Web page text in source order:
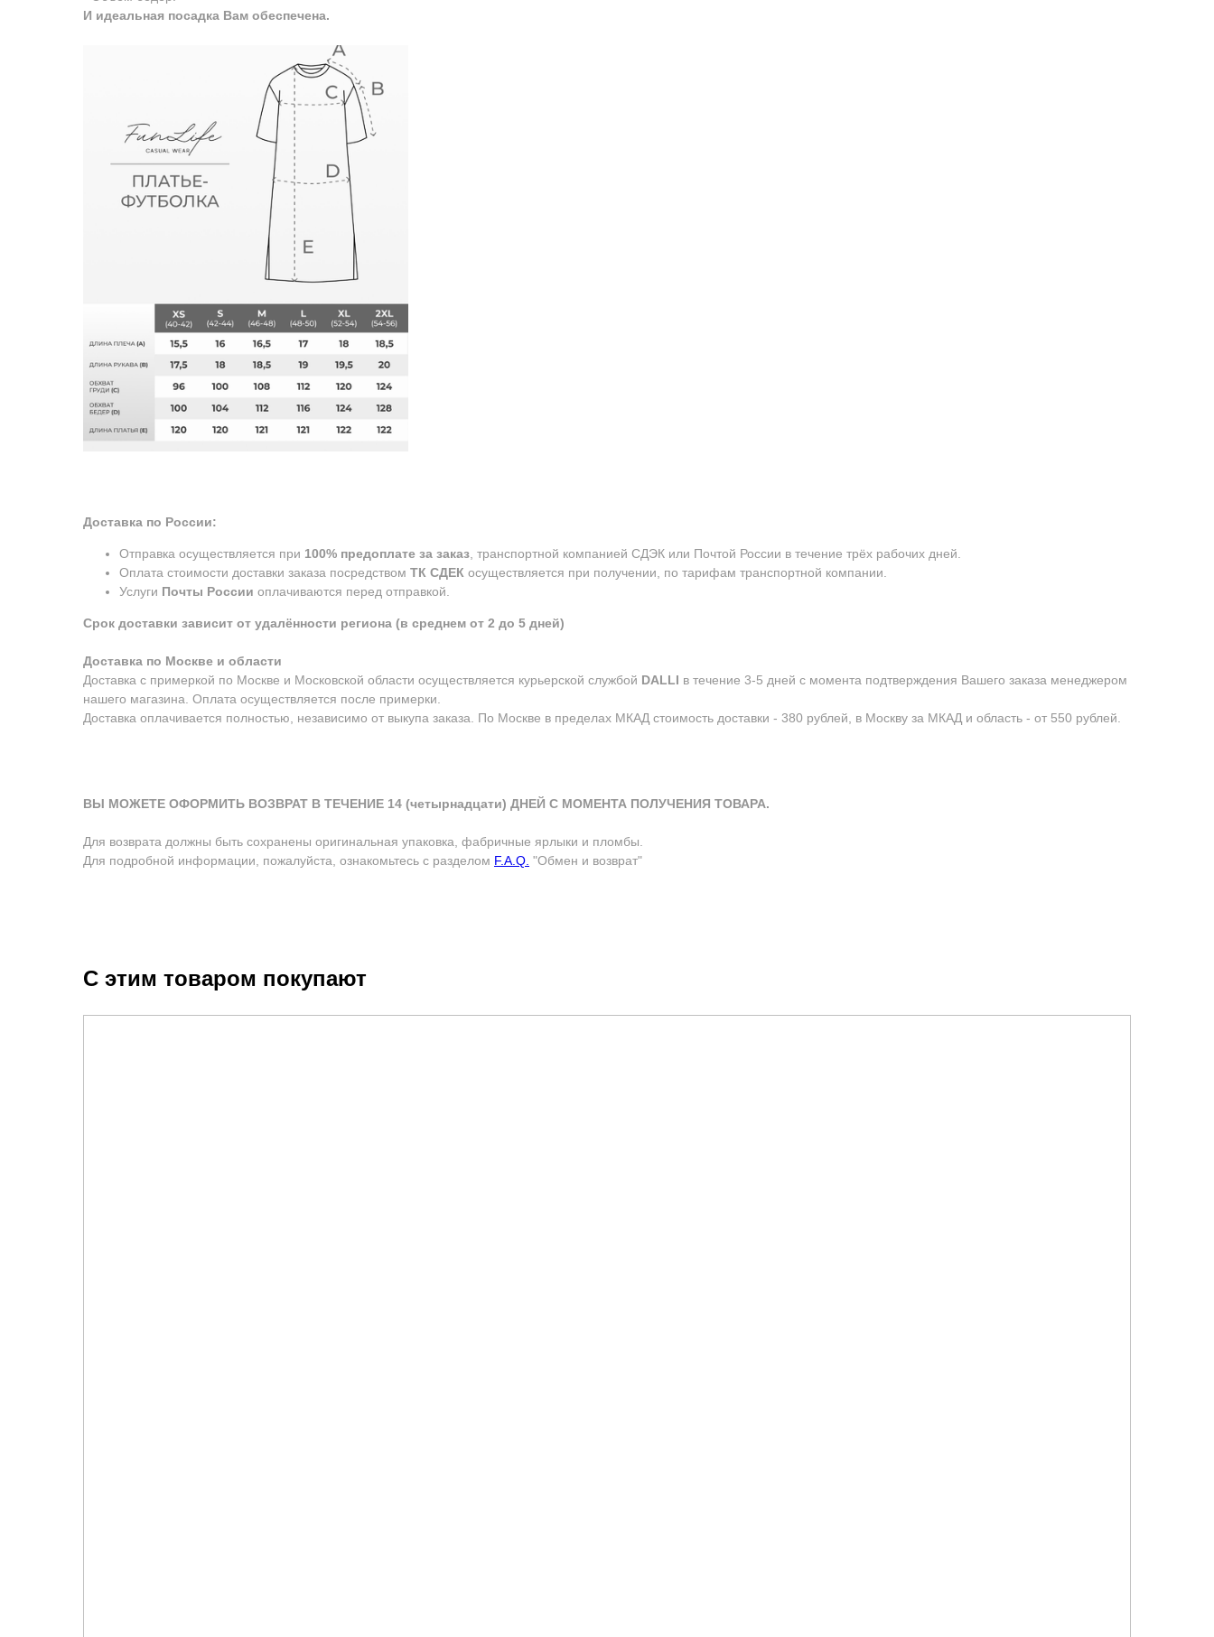
И идеальная посадка Вам обеспечена.
Доставка по России:
Отправка осуществляется при 100% предоплате за заказ, транспортной компанией СДЭК или Почтой России в течение трёх рабочих дней.
Оплата стоимости доставки заказа посредством ТК СДЕК осуществляется при получении, по тарифам транспортной компании.
Услуги Почты России оплачиваются перед отправкой.
Срок доставки зависит от удалённости региона (в среднем от 2 до 5 дней)
Доставка по Москве и области
Доставка с примеркой по Москве и Московской области осуществляется курьерской службой DALLI в течение 3-5 дней с момента подтверждения Вашего заказа менеджером
нашего магазина. Оплата осуществляется после примерки.
Доставка оплачивается полностью, независимо от выкупа заказа. По Москве в пределах МКАД стоимость доставки - 380 рублей, в Москву за МКАД и область - от 550 рублей.
ВЫ МОЖЕТЕ ОФОРМИТЬ ВОЗВРАТ В ТЕЧЕНИЕ 14 (четырнадцати) ДНЕЙ С МОМЕНТА ПОЛУЧЕНИЯ ТОВАРА.
Для возврата должны быть сохранены оригинальная упаковка, фабричные ярлыки и пломбы.
Для подробной информации, пожалуйста, ознакомьтесь с разделом F.A.Q. "Обмен и возврат"
С этим товаром покупают